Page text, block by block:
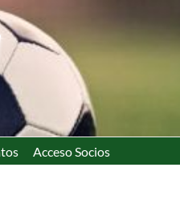
Acceso Socios